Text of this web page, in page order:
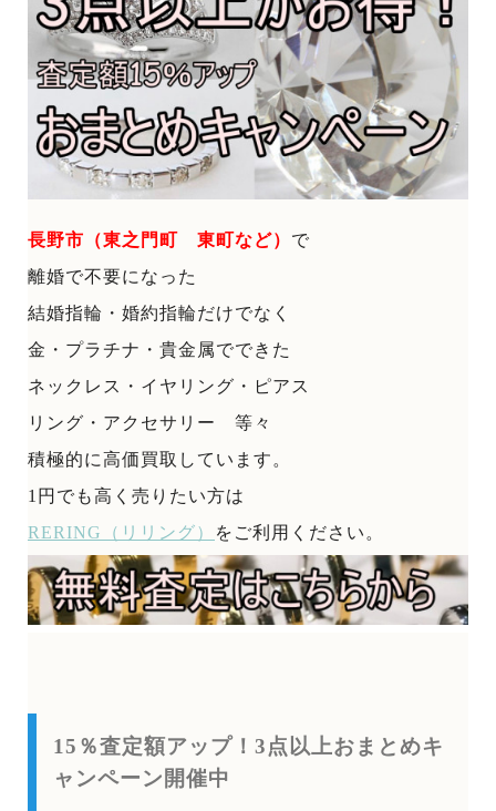
長野市（東之門町 東町など） で
離婚で不要になった
結婚指輪・婚約指輪だけでなく
金・プラチナ・貴金属でできた
ネックレス・イヤリング・ピアス
リング・アクセサリー 等々
積極的に高価買取しています。
1円でも高く売りたい方は
RERING（リリング）
をご利用ください。
15％査定額アップ！3点以上おまとめキ
ャンペーン開催中